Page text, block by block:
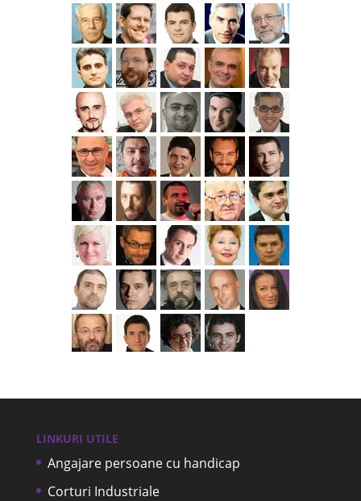
LINKURI UTILE
Angajare persoane cu handicap
Corturi Industriale